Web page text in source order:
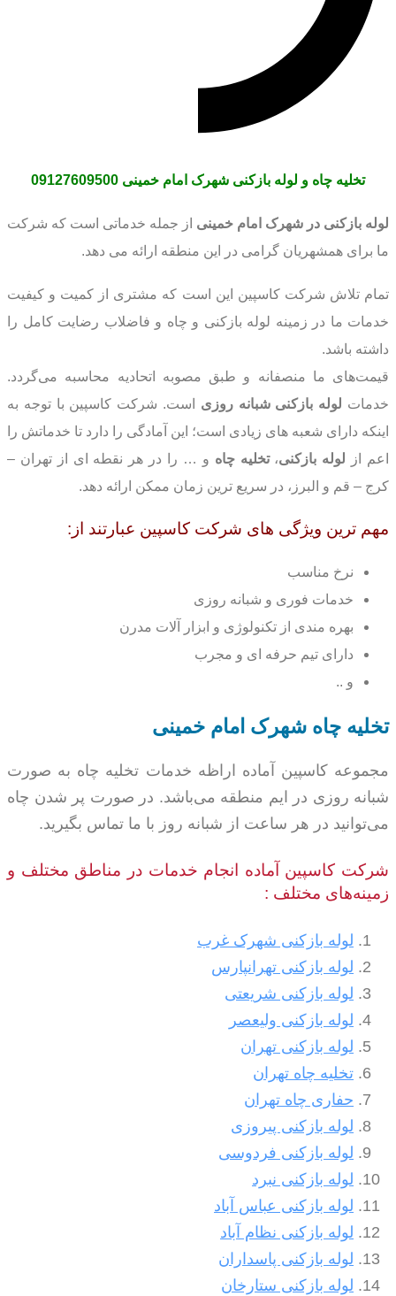
تخلیه چاه و لوله بازکنی شهرک امام خمینی 09127609500
لوله بازکنی در شهرک امام خمینی از جمله خدماتی است که شرکت
ما برای همشهریان گرامی در این منطقه ارائه می دهد.
تمام تلاش شرکت کاسپین این است که مشتری از کمیت و کیفیت
خدمات ما در زمینه لوله بازکنی و چاه و فاضلاب رضایت کامل را
داشته باشد.
قیمت‌های ما منصفانه و طبق مصوبه اتحادیه محاسبه می‌گردد.
خدمات لوله بازکنی شبانه روزی است. شرکت کاسپین با توجه به
اینکه دارای شعبه های زیادی است؛ این آمادگی را دارد تا خدماتش را
اعم از لوله بازکنی،تخلیه چاه و … را در هر نقطه ای از تهران –
کرج – قم و البرز، در سریع ترین زمان ممکن ارائه دهد.
مهم ترین ویژگی های شرکت کاسپین عبارتند از:
نرخ مناسب
خدمات فوری و شبانه روزی
بهره مندی از تکنولوژی و ابزار آلات مدرن
دارای تیم حرفه ای و مجرب
و ..
تخلیه چاه شهرک امام خمینی
مجموعه کاسپین آماده اراظه خدمات تخلیه چاه به صورت
شبانه روزی در ایم منطقه می‌باشد. در صورت پر شدن چاه
می‌توانید در هر ساعت از شبانه روز با ما تماس بگیرید.
شرکت کاسپین آماده انجام خدمات در مناطق مختلف و
زمینه‌های مختلف :
لوله بازکنی شهرک غرب
لوله بازکنی تهرانپارس
لوله بازکنی شریعتی
لوله بازکنی ولیعصر
لوله بازکنی تهران
تخلیه چاه تهران
حفاری چاه تهران
لوله بازکنی پیروزی
لوله بازکنی فردوسی
لوله بازکنی نبرد
لوله بازکنی عباس آباد
لوله بازکنی نظام آباد
لوله بازکنی پاسداران
لوله بازکنی ستارخان